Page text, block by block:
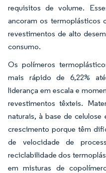
requisitos de volume.
ancoram os termoplásticos
revestimentos de alto
consumo.
Os polímeros
mais rápido de 6,22%
liderança em escala e
revestimentos têxteis.
naturais, à base de
crescimento porque têm
de velocidade de
reciclabilidade dos
em misturas de